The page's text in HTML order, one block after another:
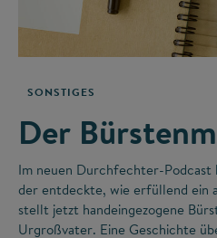
SONSTIGES
Der
Im neuen Durchfechter-
der entdeckte, wie erfüllend ein
stellt jetzt handeingezogene
Urgroßvater. Eine Geschichte